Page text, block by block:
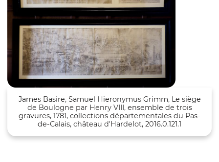
James Basire, Samuel Hieronymus Grimm, Le siège
de Boulogne par Henry VIII, ensemble de trois
gravures, 1781, collections départementales du Pas-
de-Calais, château d'Hardelot, 2016.0.121.1